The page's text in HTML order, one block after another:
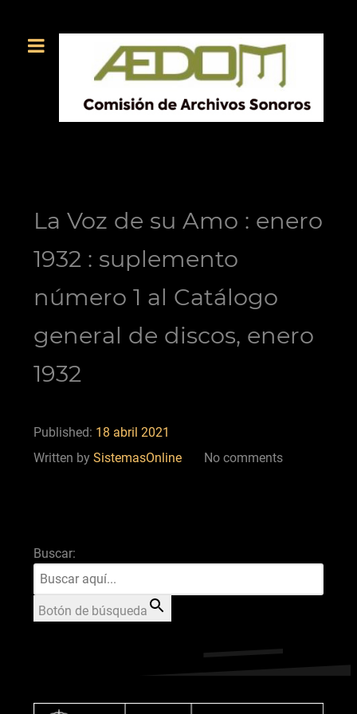
La Voz de su Amo : enero
1932 : suplemento
número 1 al Catálogo
general de discos, enero
1932
Published: 18 abril 2021
Written by SistemasOnline No comments
Buscar:
Botón de búsqueda